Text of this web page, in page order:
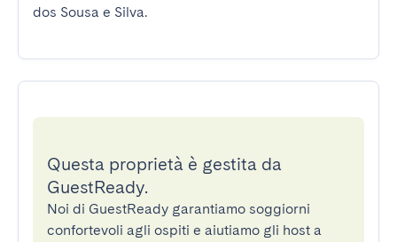
dos Sousa e Silva.
Questa proprietà è gestita da
GuestReady.
Noi di GuestReady garantiamo soggiorni
confortevoli agli ospiti e aiutiamo gli host a